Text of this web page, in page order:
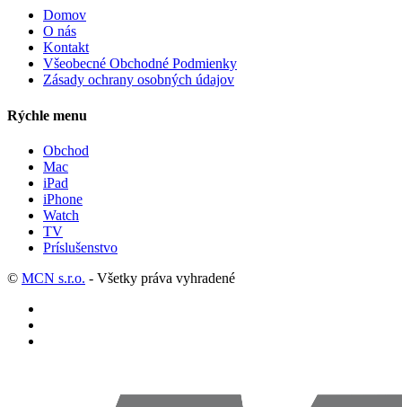
Domov
O nás
Kontakt
Všeobecné Obchodné Podmienky
Zásady ochrany osobných údajov
Rýchle menu
Obchod
Mac
iPad
iPhone
Watch
TV
Príslušenstvo
© MCN s.r.o. - Všetky práva vyhradené